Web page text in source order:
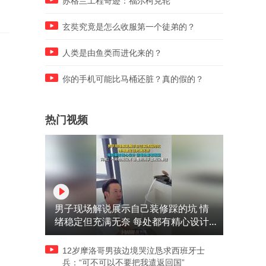
玄奘究竟是怎么收服第一个徒弟的？
人类是由鱼类而进化来的？
你的手机可能比马桶还脏？真的假的？
热门视频
男子现场解说展示自己装修踩的坑 情
绪稳定但充满无奈 每处都有精心设计
但每处都有瑕疵 网友：一开始我没笑
但看到洗手盆我没绷住
12岁摩洛哥男孩边境哭泣恳求西班牙士
兵：“可不可以不要把我遣返回国”